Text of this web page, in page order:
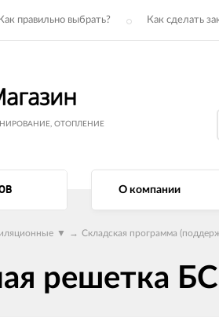
Как правильно выбрать? Как сделать
ОТОПЛЕНИЕ
О компании
▼ → Складская программа
решетка